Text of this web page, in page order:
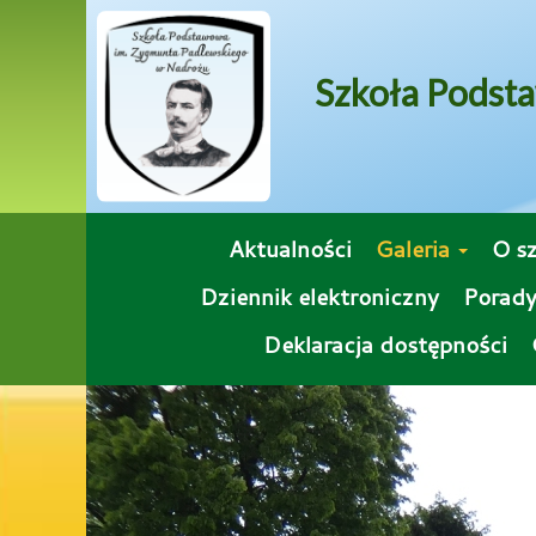
Szkoła
Aktualności Galeria
O
Dziennik elektroniczny
Deklaracja dostępności